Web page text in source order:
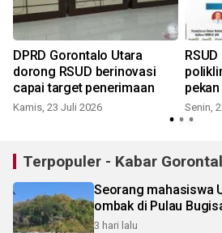
DPRD Gorontalo Utara
dorong RSUD berinovasi
capai target penerimaan
Kamis, 23 Juli 2026
pekan
Senin,
Terpopuler - Kabar
Seorang mahasiswa
ombak di Pulau
3 hari lalu